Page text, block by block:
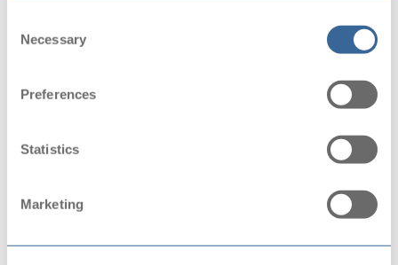
Selection
Necessary
Preferences
Statistics
Marketing